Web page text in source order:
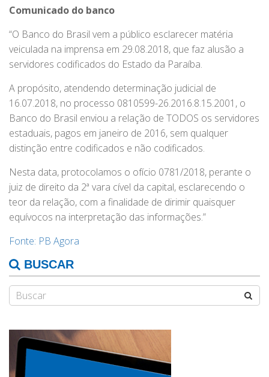
Comunicado do banco
“O Banco do Brasil vem a público esclarecer matéria
veiculada na imprensa em 29.08.2018, que faz alusão a
servidores codificados do Estado da Paraíba.
A propósito, atendendo determinação judicial de
16.07.2018, no processo 0810599-26.2016.8.15.2001, o
Banco do Brasil enviou a relação de TODOS os servidores
estaduais, pagos em janeiro de 2016, sem qualquer
distinção entre codificados e não codificados.
Nesta data, protocolamos o ofício 0781/2018, perante o
juiz de direito da 2ª vara cível da capital, esclarecendo o
teor da relação, com a finalidade de dirimir quaisquer
equívocos na interpretação das informações.”
Fonte: PB Agora
BUSCAR